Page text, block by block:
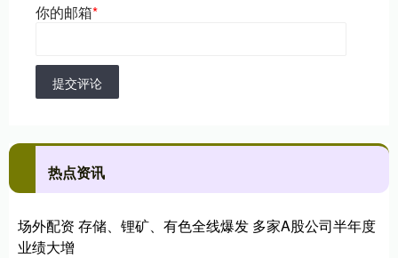
你的邮箱*
提交评论
热点资讯
场外配资 存储、锂矿、有色全线爆发 多家A股公司半年度
业绩大增